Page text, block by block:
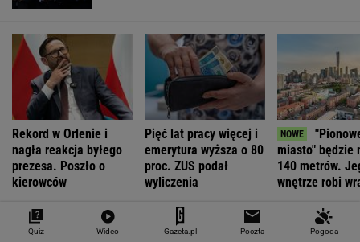
Rekord w Orlenie i
nagła reakcja byłego
prezesa. Poszło o
kierowców
Pięć lat pracy więcej i
emerytura wyższa o 80
proc. ZUS podał
wyliczenia
miasto" będzie
140 metrów.
wnętrze robi
Quiz Wideo Gazeta.pl Poczta Pogoda